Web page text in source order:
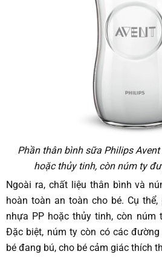
Phần thân bình sữa Philips
hoặc thủy tinh, còn núm ty
Ngoài ra, chất liệu thân bình và
hoàn toàn an toàn cho bé. Cụ
nhựa PP hoặc thủy tinh, còn núm
Đặc biệt, núm ty còn có các
bé đang bú, cho bé cảm giác thích